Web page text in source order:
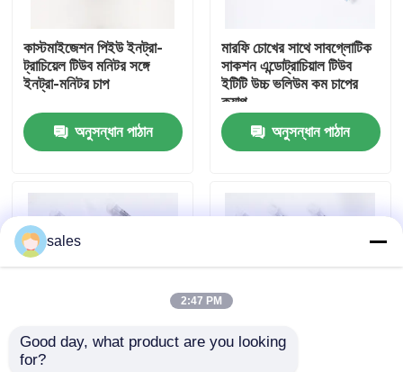
কারখানা ভ্রমণ
মান নিয়ন্ত্রণ
আমাদের সাথে যোগাযোগ করুন
উদ্ধৃতির জন্য আবেদন
ল্যারিঞ্জিয়াল মাস্ক এয়ারওয়ে
কাস্টমাইজেশন পিইউ ইনট্রা-
ট্রাচিয়েল টিউব মনিটর সঙ্গে
ইনট্রা-মনিটর চাপ
অনুসন্ধান পাঠান
মারফি চোখের সাথে সাবগ্লোটিক
সাকশন এন্ডোট্রাচিয়াল টিউব
ইটিটি উচ্চ ভলিউম কম চাপের
ক্যাপ
অনুসন্ধান পাঠান
মেডিকেল গ্রেড পিভিসি
sales
2:47 PM
Good day, what product are you looking
for?